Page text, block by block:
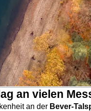
an vielen
an der Bever-